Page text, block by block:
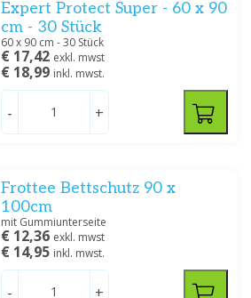
Expert Protect Super - 60 x 90
cm - 30 Stück
60 x 90 cm - 30 Stück
€ 17,42 exkl. mwst
€ 18,99 inkl. mwst.
- +
Frottee Bettschutz 90 x
100cm
mit Gummiunterseite
€ 12,36 exkl. mwst
€ 14,95 inkl. mwst.
- +